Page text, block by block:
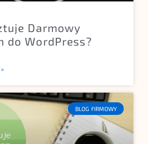
Darmowy
do WordPress?
BLOG FIRMOWY